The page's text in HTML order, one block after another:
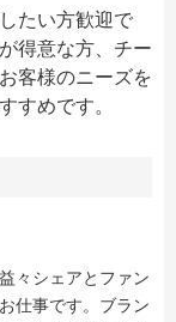
たい方歓迎で
得意な方、チー
客様のニーズを
すめです。
々シェアとファン
仕事です。ブラン